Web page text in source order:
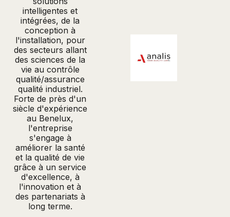
intelligentes et
intégrées, de la
conception à
l'installation, pour
des secteurs allant
des sciences de la
vie au contrôle
qualité/assurance
qualité industriel.
Forte de près d'un
siècle d'expérience
au Benelux,
l'entreprise
s'engage à
améliorer la santé
et la qualité de vie
grâce à un service
d'excellence, à
l'innovation et à
des partenariats à
long terme.